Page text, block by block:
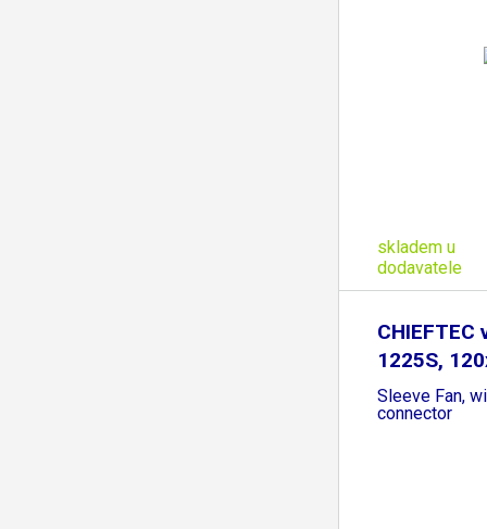
skladem u
dodavatele
CHIEFTEC
1225S,
Sleeve Fan,
connector